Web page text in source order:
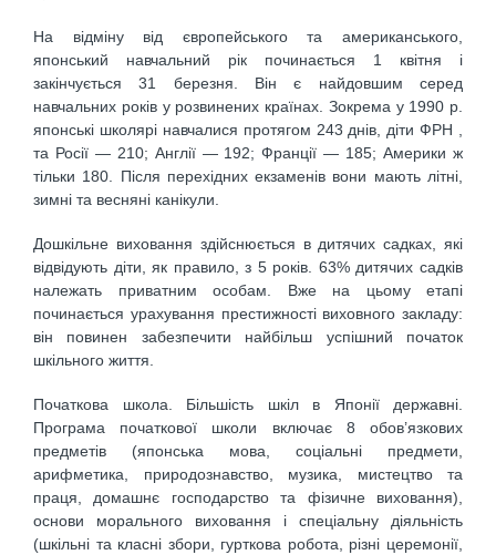
На відміну від європейського та американського,
японський навчальний рік починається 1 квітня і
закінчується 31 березня. Він є найдовшим серед
навчальних років у розвинених країнах. Зокрема у 1990 р.
японські школярі навчалися протягом 243 днів, діти ФРН ,
та Росії — 210; Англії — 192; Франції — 185; Америки ж
тільки 180. Після перехідних екзаменів вони мають літні,
зимні та весняні канікули.
Дошкільне виховання здійснюється в дитячих садках, які
відвідують діти, як правило, з 5 років. 63% дитячих садків
належать приватним особам. Вже на цьому етапі
починається урахування престижності виховного закладу:
він повинен забезпечити найбільш успішний початок
шкільного життя.
Початкова школа. Більшість шкіл в Японії державні.
Програма початкової школи включає 8 обов’язкових
предметів (японська мова, соціальні предмети,
арифметика, природознавство, музика, мистецтво та
праця, домашнє господарство та фізичне виховання),
основи морального виховання і спеціальну діяльність
(шкільні та класні збори, гурткова робота, різні церемонії,